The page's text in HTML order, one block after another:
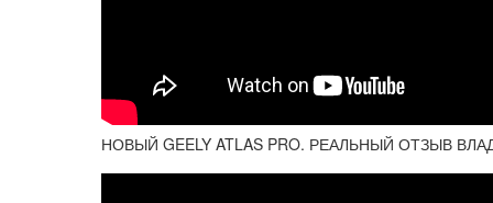
НОВЫЙ GEELY ATLAS PRO. РЕАЛЬНЫЙ ОТЗЫВ